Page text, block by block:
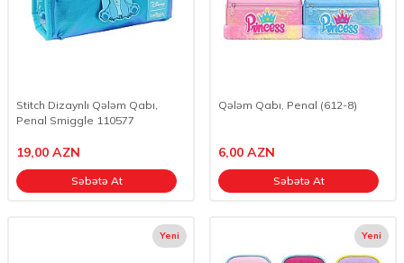
Stitch Dizaynlı Qələm Qabı,
Penal Smiggle 110577
19,00 AZN
Səbətə At
Qələm Qabı, Penal (612-8)
6,00 AZN
Səbətə At
Yeni Yeni